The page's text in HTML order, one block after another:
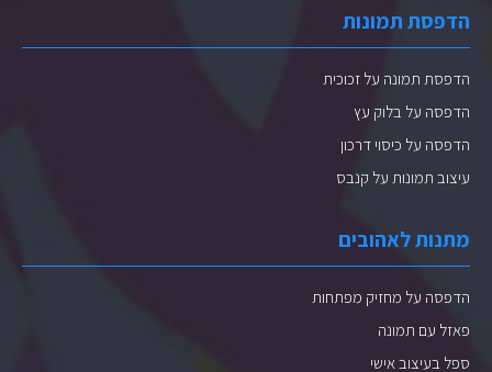
הדפסת תמונות
הדפסת תמונה על זכוכית
הדפסה על בלוק עץ
הדפסה על כיסוי דרכון
עיצוב תמונות על קנבס
מתנות לאהובים
הדפסה על מחזיק מפתחות
פאזל עם תמונה
ספל בעיצוב אישי